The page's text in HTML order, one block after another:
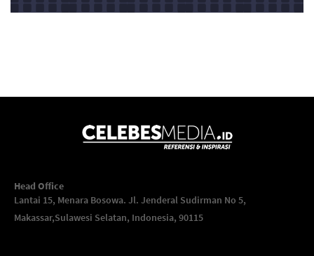
Head Office
Lantai 15, Menara Bosowa. Jl. Jenderal Sudirman No 5,
Makassar,Sulawesi Selatan, Indonesia, 90115